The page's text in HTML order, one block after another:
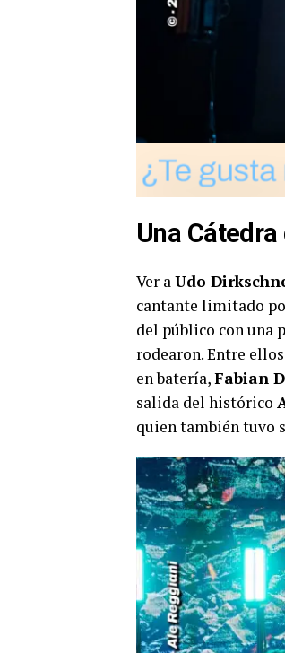
Una
Ver a Udo
cantante limitado
del público con una
rodearon. Entre ellos
en batería,Fabian
salida del histórico
quien también tuvo